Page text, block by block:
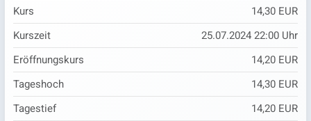
Kurs
14,30 EUR
Kurszeit
25.07.2024 22:00 Uhr
Eröffnungskurs
14,20 EUR
Tageshoch
14,30 EUR
Tagestief
14,20 EUR